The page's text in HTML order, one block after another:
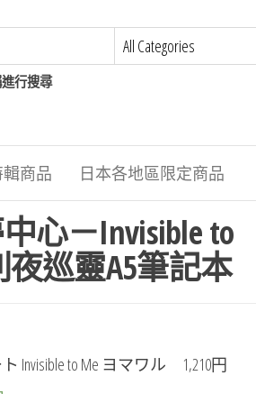
行搜尋
商品 日本各地區限定商品
心－Invisible to
夜巡靈A5筆記本
Invisible to Me ヨマワル 1,210円